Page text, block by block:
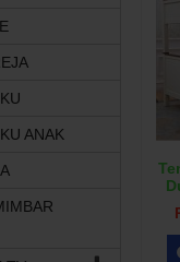
ANAK